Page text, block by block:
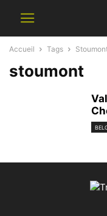
Accueil Tags
stoumont